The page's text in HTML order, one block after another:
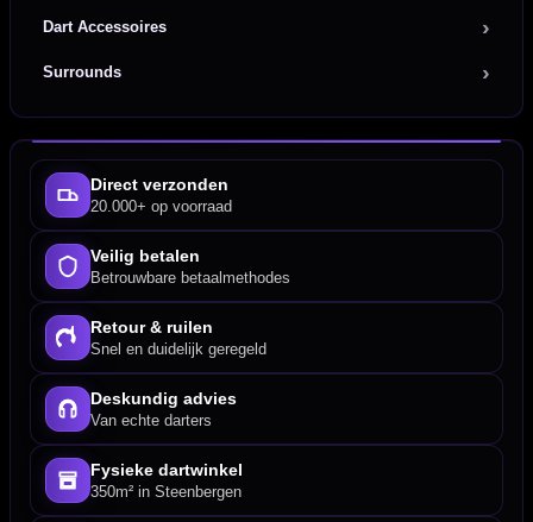
Dart Accessoires
Surrounds
Direct verzonden
20.000+ op voorraad
Veilig betalen
Betrouwbare betaalmethodes
Retour & ruilen
Snel en duidelijk geregeld
Deskundig advies
Van echte darters
Fysieke dartwinkel
350m² in Steenbergen